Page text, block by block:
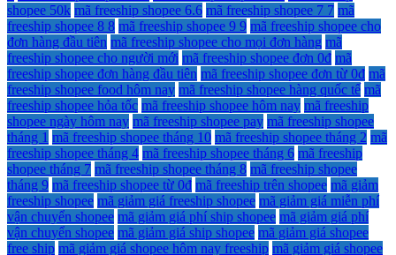
shopee 50k mã freeship shopee 6.6 mã freeship shopee 7 7 mã
freeship shopee 8 8 mã freeship shopee 9 9 mã freeship shopee cho
đơn hàng đầu tiên mã freeship shopee cho mọi đơn hàng mã
freeship shopee cho người mới mã freeship shopee đơn 0đ mã
freeship shopee đơn hàng đầu tiên mã freeship shopee đơn từ 0đ mã
freeship shopee food hôm nay mã freeship shopee hàng quốc tế mã
freeship shopee hỏa tốc mã freeship shopee hôm nay mã freeship
shopee ngày hôm nay mã freeship shopee pay mã freeship shopee
tháng 1 mã freeship shopee tháng 10 mã freeship shopee tháng 2 mã
freeship shopee tháng 4 mã freeship shopee tháng 6 mã freeship
shopee tháng 7 mã freeship shopee tháng 8 mã freeship shopee
tháng 9 mã freeship shopee từ 0đ mã freeship trên shopee mã giảm
freeship shopee mã giảm giá freeship shopee mã giảm giá miễn phí
vận chuyển shopee mã giảm giá phí ship shopee mã giảm giá phí
vận chuyển shopee mã giảm giá ship shopee mã giảm giá shopee
free ship mã giảm giá shopee hôm nay freeship mã giảm giá shopee